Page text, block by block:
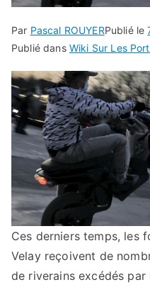
Par Pascal ROUYERPublié le
Publié dans Wiki Sur Les
Ces derniers temps, les
Velay reçoivent de
de riverains excédés par